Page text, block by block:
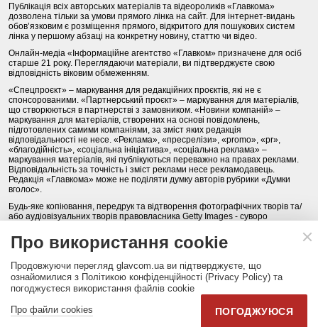
Публікація всіх авторських матеріалів та відеороликів «Главкома»
дозволена тільки за умови прямого лінка на сайт. Для інтернет-видань
обов’язковим є розміщення прямого, відкритого для пошукових систем
лінка у першому абзаці на конкретну новину, статтю чи відео.
Онлайн-медіа «Інформаційне агентство «Главком» призначене для осіб
старше 21 року. Переглядаючи матеріали, ви підтверджуєте свою
відповідність віковим обмеженням.
«Спецпроєкт» – маркування для редакційних проєктів, які не є
спонсорованими. «Партнерський проєкт» – маркування для матеріалів,
що створюються в партнерстві з замовником. «Новини компаній» –
маркування для матеріалів, створених на основі повідомлень,
підготовлених самими компаніями, за зміст яких редакція
відповідальності не несе. «Реклама», «пресрелізи», «promo», «pr»,
«благодійність», «соціальна ініціатива», «соціальна реклама» –
маркування матеріалів, які публікуються переважно на правах реклами.
Відповідальність за точність і зміст реклами несе рекламодавець.
Редакція «Главкома» може не поділяти думку авторів рубрики «Думки
вголос».
Будь-яке копіювання, передрук та відтворення фотографічних творів та/
або аудіовізуальних творів правовласника Getty Images - суворо
Політика конфіденційності (Privacy Policy). Правила сайту
КОНТАКТИ НАША КОМАНДА АРХІВ
Партнери:DepositPhotos.com,opendatabot.ua
Про використання cookie
Продовжуючи перегляд glavcom.ua ви підтверджуєте, що
ознайомилися з Політикою конфіденційності (Privacy Policy) та
погоджуєтеся використання файлів cookie
Про файли cookies
ПОГОДЖУЮСЯ